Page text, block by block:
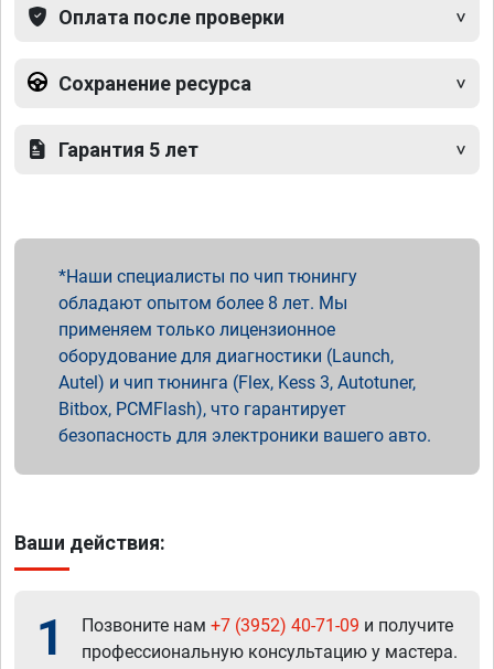
Оплата после проверки
Сохранение ресурса
Гарантия 5 лет
Наши специалисты по чип тюнингу
обладают опытом более 8 лет. Мы
применяем только лицензионное
оборудование для диагностики (Launch,
Autel) и чип тюнинга (Flex, Kess 3, Autotuner,
Bitbox, PCMFlash), что гарантирует
безопасность для электроники вашего авто.
Ваши действия:
1 Позвоните нам +7 (3952) 40-71-09 и получите
профессиональную консультацию у мастера.